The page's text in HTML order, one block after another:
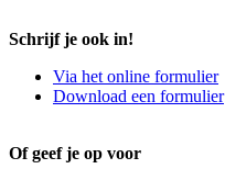
Schrijf je ook in!
Via het online formulier
Download een formulier
Of geef je op voor